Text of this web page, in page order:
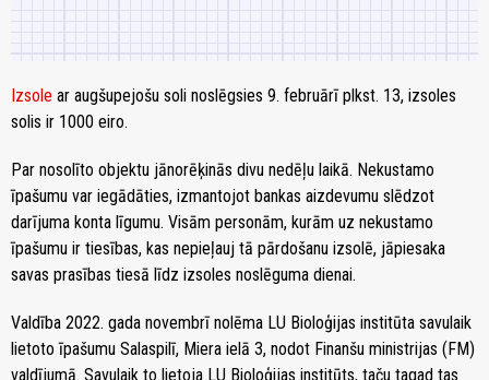
Izsole ar augšupejošu soli noslēgsies 9. februārī plkst. 13, izsoles
solis ir 1000 eiro.
Par nosolīto objektu jānorēķinās divu nedēļu laikā. Nekustamo
īpašumu var iegādāties, izmantojot bankas aizdevumu slēdzot
darījuma konta līgumu. Visām personām, kurām uz nekustamo
īpašumu ir tiesības, kas nepieļauj tā pārdošanu izsolē, jāpiesaka
savas prasības tiesā līdz izsoles noslēguma dienai.
Valdība 2022. gada novembrī nolēma LU Bioloģijas institūta savulaik
lietoto īpašumu Salaspilī, Miera ielā 3, nodot Finanšu ministrijas (FM)
valdījumā. Savulaik to lietoja LU Bioloģijas institūts, taču tagad tas